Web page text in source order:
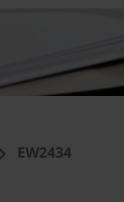
EW2434